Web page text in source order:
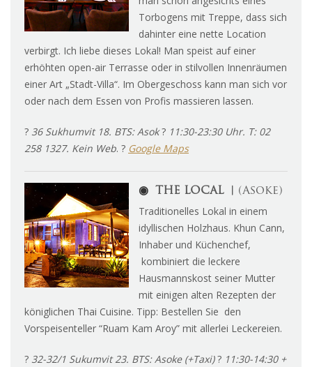
Torbogens mit Treppe, dass sich
dahinter eine nette Location
verbirgt. Ich liebe dieses Lokal! Man speist auf einer
erhöhten open-air Terrasse oder in stilvollen Innenräumen
einer Art „Stadt-Villa“. Im Obergeschoss kann man sich vor
oder nach dem Essen von Profis massieren lassen.
? 36 Sukhumvit 18. BTS: Asok? 11:30-23:30 Uhr. T: 02
258 1327. Kein Web. ? Google Maps
◉ THE LOCAL ︱ (Asoke)
Traditionelles Lokal in einem
idyllischen Holzhaus. Khun Cann,
Inhaber und Küchenchef,
kombiniert die leckere
Hausmannskost seiner Mutter
mit einigen alten Rezepten der
königlichen Thai Cuisine. Tipp: Bestellen Sie den
Vorspeisenteller “Ruam Kam Aroy” mit allerlei Leckereien.
? 32-32/1 Sukumvit 23. BTS: Asoke (+Taxi)? 11:30-14:30 +